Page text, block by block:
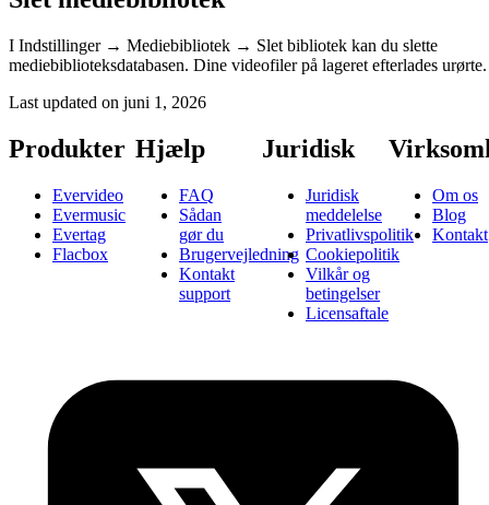
I Indstillinger → Mediebibliotek → Slet bibliotek kan du slette
mediebiblioteksdatabasen. Dine videofiler på lageret efterlades urørte.
Last updated on juni 1, 2026
Produkter
Evervideo
Evermusic
Evertag
Flacbox
Hjælp
FAQ
Sådan
gør du
Brugervejledning
Kontakt
support
Juridisk
Juridisk
meddelelse
Privatlivspolitik
Cookiepolitik
Vilkår og
betingelser
Licensaftale
Om os
Blog
Kontakt